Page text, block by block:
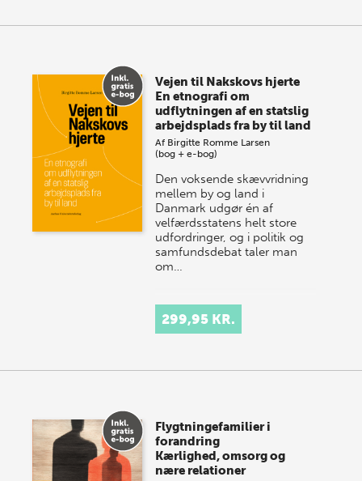
Vejen til Nakskovs hjerte
En etnografi om
udflytningen af en statslig
arbejdsplads fra by til land
Af Birgitte Romme Larsen
(bog + e-bog)
Den voksende skævvridning
mellem by og land i
Danmark udgør én af
velfærdsstatens helt store
udfordringer, og i politik og
samfundsdebat taler man
om…
299,95 KR.
Flygtningefamilier i
forandring
Kærlighed, omsorg og
nære relationer